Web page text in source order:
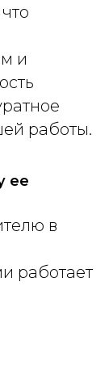
и
работы.
ее
в
работает